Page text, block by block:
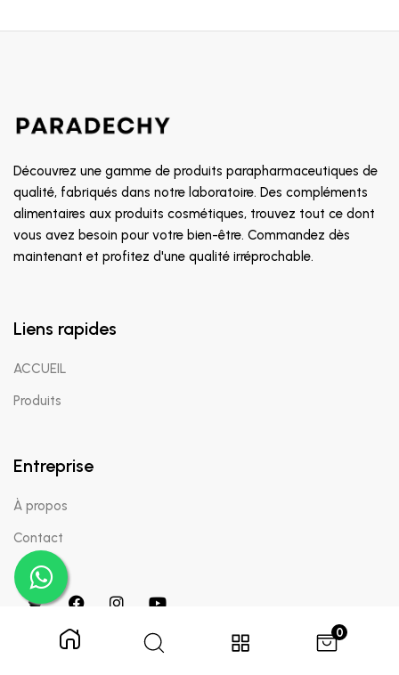
0
Découvrez une gamme de produits parapharmaceutiques de
qualité, fabriqués dans notre laboratoire. Des compléments
alimentaires aux produits cosmétiques, trouvez tout ce dont
vous avez besoin pour votre bien-être. Commandez dès
maintenant et profitez d'une qualité irréprochable.
Liens rapides
ACCUEIL
Produits
Entreprise
À propos
Contact